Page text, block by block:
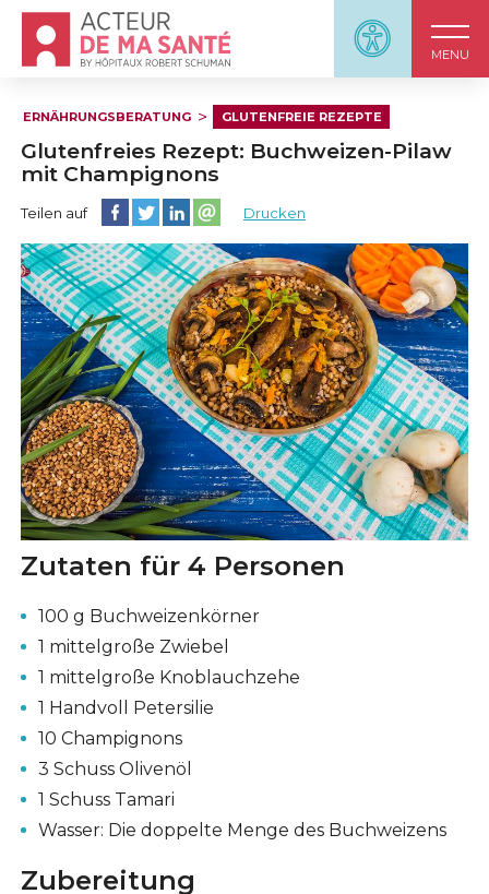
Panneau
MENU
Accueil - Acteur de ma santé, by HôpitauxRobert
ERNÄHRUNGSBERATUNG GLUTENFREIE REZEPTE
Glutenfreies Rezept: Buchweizen-Pilaw
mit Champignons
Teilen auf Diese Seite auf Facebook teilen
Diese Seite auf Twitter teilen
Diese Seite auf LinkedIn teilen
Partager cette page sur email
Drucken
Zutaten für 4 Personen
100 g Buchweizenkörner
1 mittelgroße Zwiebel
1 mittelgroße Knoblauchzehe
1 Handvoll Petersilie
10 Champignons
3 Schuss Olivenöl
1 Schuss Tamari
Wasser: Die doppelte Menge des Buchweizens
Zubereitung